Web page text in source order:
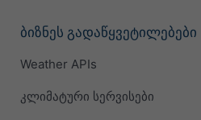
ბიზნეს გადაწყვეტილებები
Weather APIs
კლიმატური სერვისები